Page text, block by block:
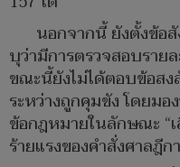
นอกจากนี้ ยังตั้งข้อ
บุว่ามีการตรวจสอบราย
ขณะนี้ยังไม่ได้ตอบข้อสง
ระหว่างถูกคุมขัง โดยม
ข้อกฎหมายในลักษณะ “
ร้ายแรงของคำสั่งศาลฎีกา